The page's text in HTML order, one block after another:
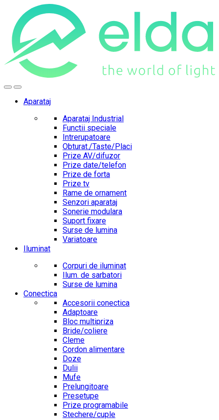
navigation
content
Aparataj
Aparataj Industrial
Functii speciale
Intrerupatoare
Obturat./Taste/Placi
Prize AV/difuzor
Prize date/telefon
Prize de forta
Prize tv
Rame de ornament
Senzori aparataj
Sonerie modulara
Suport fixare
Surse de lumina
Variatoare
Iluminat
Corpuri de iluminat
Ilum. de sarbatori
Surse de lumina
Conectica
Accesorii conectica
Adaptoare
Bloc multipriza
Bride/coliere
Cleme
Cordon alimentare
Doze
Dulii
Mufe
Prelungitoare
Presetupe
Prize programabile
Stechere/cuple